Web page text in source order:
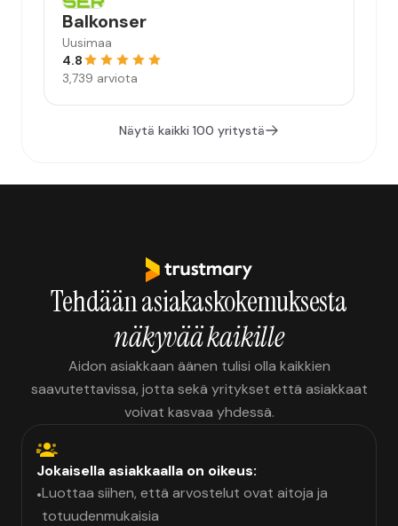
Balkonser
Uusimaa
4.8
3,739 arviota
Näytä kaikki 100 yritystä
Tehdään asiakaskokemuksesta
näkyvää kaikille
Aidon asiakkaan äänen tulisi olla kaikkien
saavutettavissa, jotta sekä yritykset että asiakkaat
voivat kasvaa yhdessä.
Jokaisella asiakkaalla on oikeus:
•Luottaa siihen, että arvostelut ovat aitoja ja
totuudenmukaisia